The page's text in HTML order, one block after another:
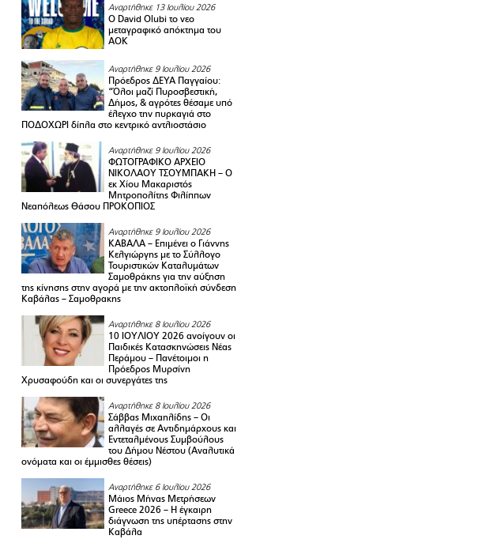
Αναρτήθηκε 13 Ιουλίου 2026
Ο David Olubi το νεο
μεταγραφικό απόκτημα του
ΑΟΚ
Αναρτήθηκε 9 Ιουλίου 2026
Πρόεδρος ΔΕΥΑ Παγγαίου:
“Όλοι μαζί Πυροσβεστική,
Δήμος, & αγρότες θέσαμε υπό
έλεγχο την πυρκαγιά στο
ΠΟΔΟΧΩΡΙ δίπλα στο κεντρικό αντλιοστάσιο
Αναρτήθηκε 9 Ιουλίου 2026
ΦΩΤΟΓΡΑΦΙΚΟ ΑΡΧΕΙΟ
ΝΙΚΟΛΑΟΥ ΤΣΟΥΜΠΑΚΗ – Ο
εκ Χίου Μακαριστός
Μητροπολίτης Φιλίππων
Νεαπόλεως Θάσου ΠΡΟΚΟΠΙΟΣ
Αναρτήθηκε 9 Ιουλίου 2026
ΚΑΒΑΛΑ – Επιμένει ο Γιάννης
Κελγιώργης με το Σύλλογο
Τουριστικών Καταλυμάτων
Σαμοθράκης για την αύξηση
της κίνησης στην αγορά με την ακτοπλοϊκή σύνδεση
Καβάλας – Σαμοθρακης
Αναρτήθηκε 8 Ιουλίου 2026
10 ΙΟΥΛΙΟΥ 2026 ανοίγουν οι
Παιδικές Κατασκηνώσεις Νέας
Περάμου – Πανέτοιμοι η
Πρόεδρος Μυρσίνη
Χρυσαφούδη και οι συνεργάτες της
Αναρτήθηκε 8 Ιουλίου 2026
Σάββας Μιχαηλίδης – Οι
αλλαγές σε Αντιδημάρχους και
Εντεταλμένους Συμβούλους
του Δήμου Νέστου (Αναλυτικά
ονόματα και οι έμμισθες θέσεις)
Αναρτήθηκε 6 Ιουλίου 2026
Μάιος Μήνας Μετρήσεων
Greece 2026 – H έγκαιρη
διάγνωση της υπέρτασης στην
Καβάλα